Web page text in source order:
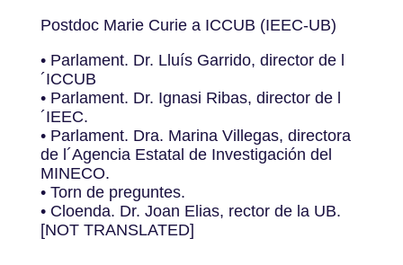
Postdoc Marie Curie a ICCUB (IEEC-UB)
• Parlament. Dr. Lluís Garrido, director de l
´ICCUB
• Parlament. Dr. Ignasi Ribas, director de l
´IEEC.
• Parlament. Dra. Marina Villegas, directora
de l´Agencia Estatal de Investigación del
MINECO.
• Torn de preguntes.
• Cloenda. Dr. Joan Elias, rector de la UB.
[NOT TRANSLATED]